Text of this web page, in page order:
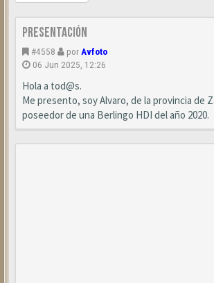
Presentación
#4558 por Avfoto
06 Jun 2025, 12:26
Hola a tod@s.
Me presento, soy Alvaro, de la provincia de
poseedor de una Berlingo HDI del año 2020.